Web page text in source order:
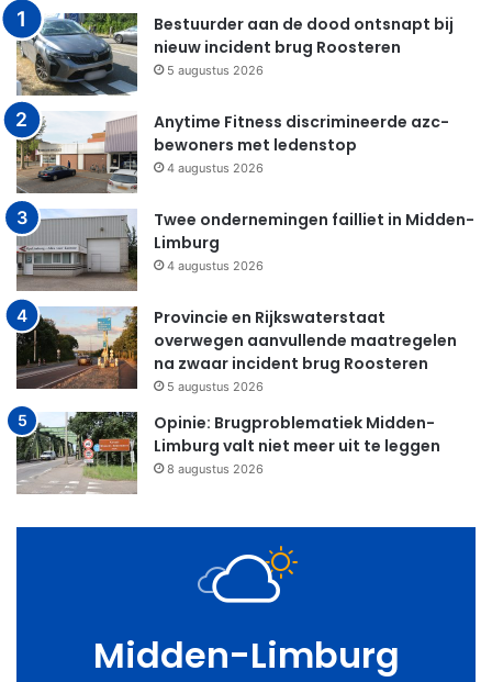
Bestuurder aan de dood ontsnapt bij
nieuw incident brug Roosteren
5 augustus 2026
Anytime Fitness discrimineerde azc-
bewoners met ledenstop
4 augustus 2026
Twee ondernemingen failliet in Midden-
Limburg
4 augustus 2026
Provincie en Rijkswaterstaat
overwegen aanvullende maatregelen
na zwaar incident brug Roosteren
5 augustus 2026
Opinie: Brugproblematiek Midden-
Limburg valt niet meer uit te leggen
8 augustus 2026
Midden-Limburg